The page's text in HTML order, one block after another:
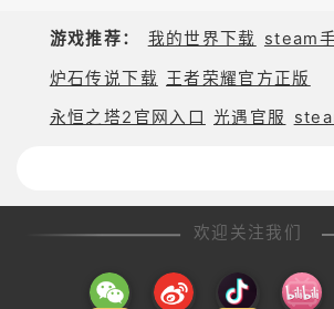
游戏推荐： 我的世界下载 steam
炉石传说下载 王者荣耀官方正版
永恒之塔2官网入口
光遇官服
欢迎关注我们